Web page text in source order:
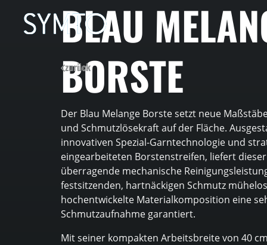
zurück
BLAU
BORSTE
Der Blau Melange Borste setzt neue
und Schmutzlösekraft auf der Fläche.
innovativen Spezial-Garntechnologie und
eingearbeiteten Borstenstreifen, liefert
überragende mechanische
festsitzenden, hartnäckigen Schmutz
hochentwickelte Materialkomposition eine
Schmutzaufnahme garantiert.
Mit seiner kompakten Arbeitsbreite von 40